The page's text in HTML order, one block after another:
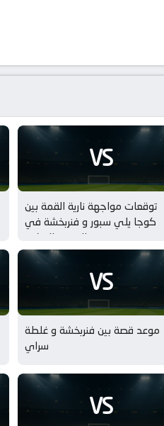
VS
توقعات مواجهة نارية القمة بين
كوجا يلي سبور و فنربخشة في
دوري الدوري التركي
VS
موعد قصة بين فنربخشة و غلطة
سراي
VS